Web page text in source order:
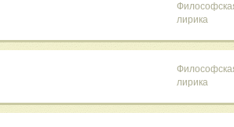
лирика
лирика